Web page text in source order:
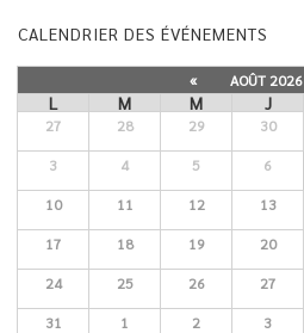
CALENDRIER DES ÉVÉNEMENTS
« AOÛT 2026
L M M J
27 28 29 30
3 4 5 6
10 11 12 13
17 18 19 20
24 25 26 27
31 1 2 3